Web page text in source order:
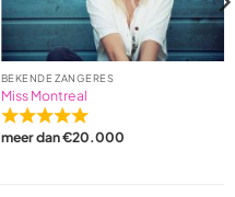
BEKENDE ZANGERES
Miss Montreal
Rated
5,0
meer dan €20.000